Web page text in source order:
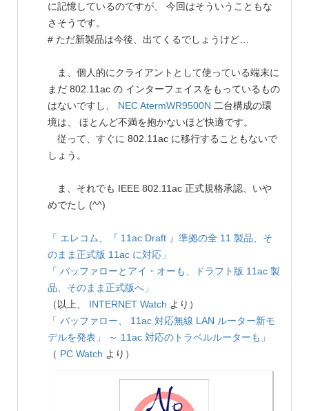
に記憶しているのですが、 今回はそういうこともな
さそうです。
# ただ新製品は今後、出てくるでしょうけど…
ま、個人的にクライアントとして使っている端末に
まだ 802.11ac の インターフェイスをもっているもの
はないですし、 NECAtermWR9500N 二台構成の環
境は、 ほとんど不満を抱かないほど快適です。
従って、すぐに 802.11ac に移行することもないで
しょう。
ま、それでも IEEE 802.11ac 正式規格承認、いや
めでたし (^^)
「 エレコム、『 11ac Draft 』準拠の全 11 製品、そ
のまま正式版 11ac に対応」
「 バッファローとアイ・オーも、ドラフト版 11ac 製
品、そのまま正式版へ」
（以上、 INTERNET Watch より）
「 バッファロー、 11ac 対応無線 LAN ルーター新モ
デルを発表」 ～ 11ac 対応のトラベルルーターも」
（ PC Watch より）